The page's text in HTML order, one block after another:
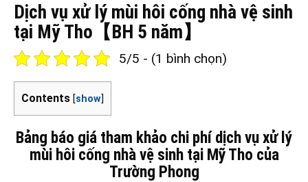
Dịch vụ xử lý mùi hôi cống nhà vệ sinh
tại Mỹ Tho【BH 5 năm】
5/5 - (1 bình chọn)
Contents [show]
Bảng báo giá tham khảo chi phí dịch vụ xử lý
mùi hôi cống nhà vệ sinh tại Mỹ Tho của
Trường Phong